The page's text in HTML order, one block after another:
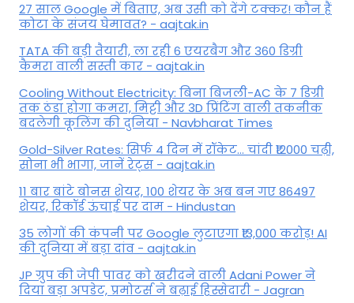
27 साल Google में बिताए, अब उसी को देंगे टक्कर! कौन हैं
कोटा के संजय घेमावत? - aajtak.in
TATA की बड़ी तैयारी, ला रही 6 एयरबैग और 360 डिग्री
कैमरा वाली सस्ती कार - aajtak.in
Cooling Without Electricity: बिना बिजली-AC के 7 डिग्री
तक ठंडा होगा कमरा, मिट्टी और 3D प्रिंटिंग वाली तकनीक
बदलेगी कूलिंग की दुनिया - Navbharat Times
Gold-Silver Rates: सिर्फ 4 दिन में रॉकेट... चांदी ₹12000 चढ़ी,
सोना भी भागा, जानें रेट्स - aajtak.in
11 बार बांटे बोनस शेयर, 100 शेयर के अब बन गए 86497
शेयर, रिकॉर्ड ऊंचाई पर दाम - Hindustan
35 लोगों की कंपनी पर Google लुटाएगा ₹13,000 करोड़! AI
की दुनिया में बड़ा दांव - aajtak.in
JP ग्रुप की जेपी पावर को खरीदने वाली Adani Power ने
दिया बड़ा अपडेट, प्रमोटर्स ने बढ़ाई हिस्सेदारी - Jagran